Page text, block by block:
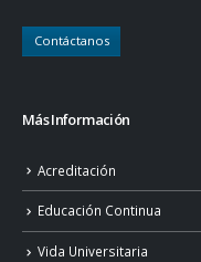
Contáctanos
Más Información
Acreditación
Educación Continua
Vida Universitaria